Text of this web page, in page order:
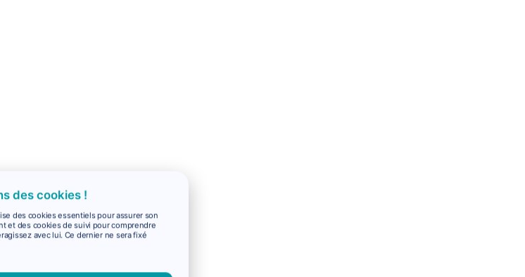
des cookies !
des cookies essentiels pour assurer son
et des cookies de suivi pour comprendre
avec lui. Ce dernier ne sera fixé